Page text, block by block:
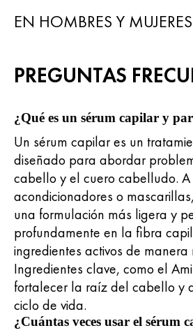
EN HOMBRES Y MUJERES
PREGUNTAS
¿Qué es un sérum capilar y
Un sérum capilar es un
diseñado para abordar
cabello y el cuero cabelludo.
acondicionadores o
una formulación más ligera y
profundamente en la fibra
ingredientes activos de manera
Ingredientes clave, como el
fortalecer la raíz del cabello y
ciclo de vida.
¿Cuántas veces usar el sérum